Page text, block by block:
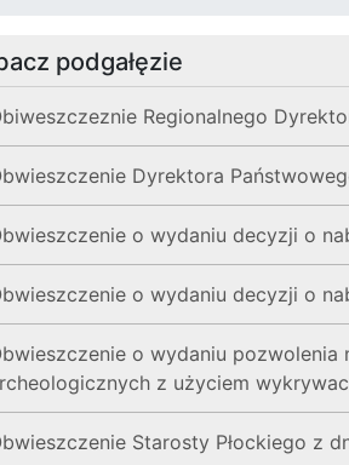
podgałęzie
Regionalnego
Dyrektora
o wydaniu decyzji o
o wydaniu decyzji o
o wydaniu
z użyciem
Starosty Płockiego z